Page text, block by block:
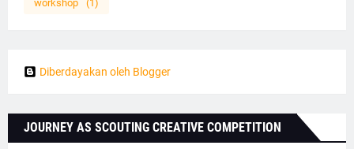
workshop (1)
Diberdayakan oleh Blogger
JOURNEY AS SCOUTING CREATIVE COMPETITION